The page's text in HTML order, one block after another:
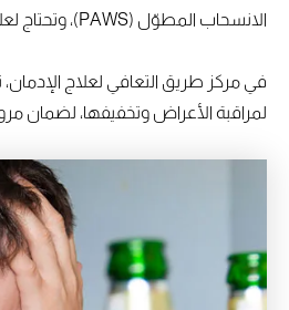
الانسحاب المطوّل (PAWS)، وتحتاج لعلاج نفسي مستمر.
في مركز طريق التعافي لعلاج
لمراقبة الأعراض وتخفيفها، لضمان